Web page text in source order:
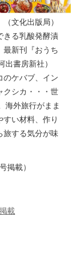
文化出版局）
きる乳酸発酵漬
最新刊『おうち
書房新社）
のケバブ、イン
クシカ・・・世
海外旅行がまま
い材料、作り
旅する気分が味
掲載）
載